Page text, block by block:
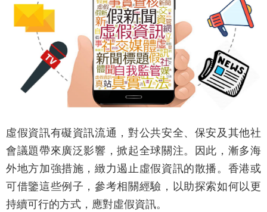
虛假資訊有礙資訊流通，對公共安全、保安及其他社
會議題帶來廣泛影響，掀起全球關注。因此，漸多海
外地方加強措施，緻力遏止虛假資訊的散播。香港或
可借鑒這些例子，參考相關經驗，以助探索如何以更
持續可行的方式，應對虛假資訊。